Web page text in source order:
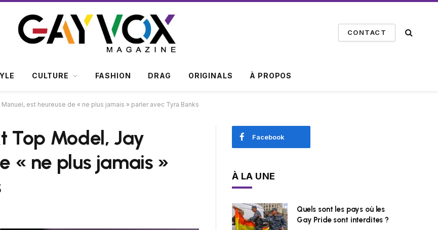
CONTACT
CULTURE FASHION DRAG ORIGINALS À PROPOS
est heureuse de « ne plus jamais » parler avec Tyra Banks
Top Model, Jay
« ne plus jamais »
Facebook
À LA UNE
Quels sont les pays où les
Gay Pride sont interdites ?